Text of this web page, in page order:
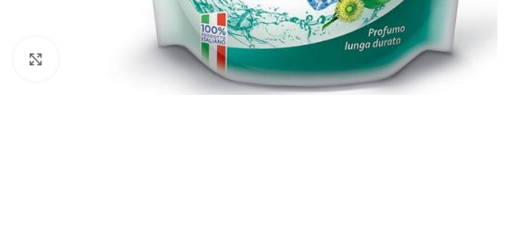
Zobraziť väčší obrázok